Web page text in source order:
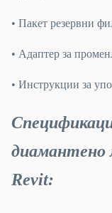
• Пакет резервни
• Адаптер за
• Инструкции за
диамантено
Revit: